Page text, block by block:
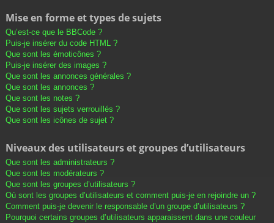
Mise en forme et types de sujets
Qu’est-ce que le BBCode ?
Puis-je insérer du code HTML ?
Que sont les émoticônes ?
Puis-je insérer des images ?
Que sont les annonces générales ?
Que sont les annonces ?
Que sont les notes ?
Que sont les sujets verrouillés ?
Que sont les icônes de sujet ?
Niveaux des utilisateurs et groupes d’utilisateurs
Que sont les administrateurs ?
Que sont les modérateurs ?
Que sont les groupes d’utilisateurs ?
Où sont les groupes d’utilisateurs et comment puis-je en rejoindre un ?
Comment puis-je devenir le responsable d’un groupe d’utilisateurs ?
Pourquoi certains groupes d’utilisateurs apparaissent dans une couleur